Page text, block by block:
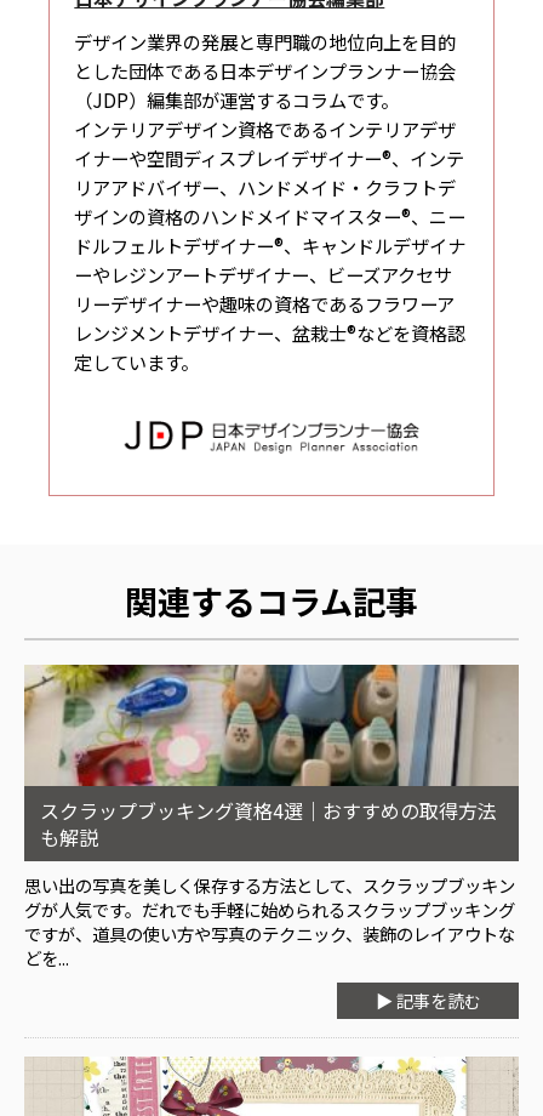
デザイン業界の発展と専門職の地位向上を目的
とした団体である日本デザインプランナー協会
（JDP）編集部が運営するコラムです。
インテリアデザイン資格であるインテリアデザ
イナーや空間ディスプレイデザイナー®、インテ
リアアドバイザー、ハンドメイド・クラフトデ
ザインの資格のハンドメイドマイスター®、ニー
ドルフェルトデザイナー®、キャンドルデザイナ
ーやレジンアートデザイナー、ビーズアクセサ
リーデザイナーや趣味の資格であるフラワーア
レンジメントデザイナー、盆栽士®などを資格認
定しています。
関連するコラム記事
スクラップブッキング資格4選｜おすすめの取得方法
も解説
思い出の写真を美しく保存する方法として、スクラップブッキン
グが人気です。だれでも手軽に始められるスクラップブッキング
ですが、道具の使い方や写真のテクニック、装飾のレイアウトな
どを...
▶ 記事を読む